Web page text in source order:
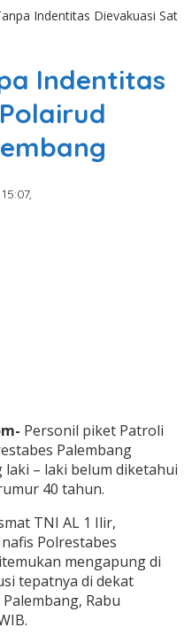
Indentitas Dievakuasi Sat
Indentitas
Personil piket Patroli
Palembang
– laki belum diketahui
40 tahun.
TNI AL 1 Ilir,
Polrestabes
mengapung di
tepatnya di dekat
Rabu